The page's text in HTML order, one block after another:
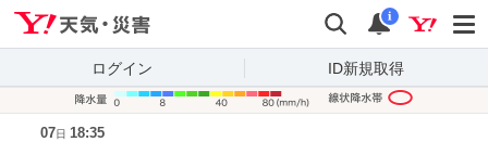
検索 通知
i
ログイン ID新規取得
07日 18:35